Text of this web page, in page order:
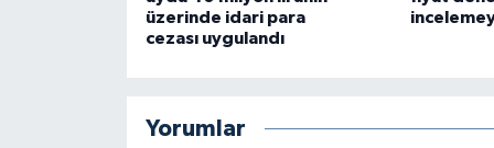
üzerinde idari para
cezası uygulandı
Yorumlar